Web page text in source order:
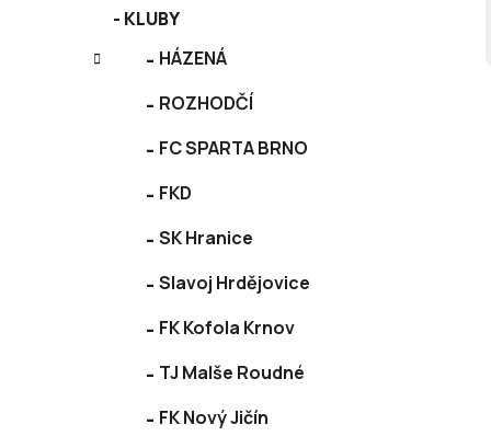
KLUBY
HÁZENÁ
ROZHODČÍ
FC SPARTA BRNO
FKD
SK Hranice
Slavoj Hrdějovice
FK Kofola Krnov
TJ Malše Roudné
FK Nový Jičín